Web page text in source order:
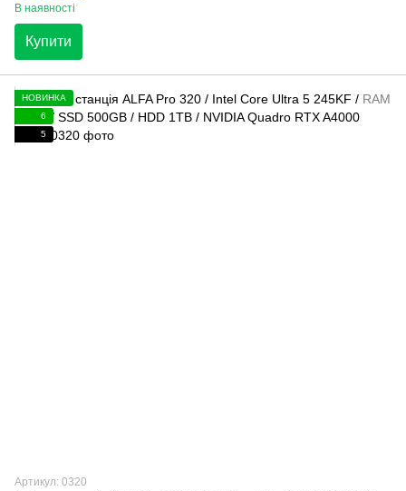
В наявності
Купити
НОВИНКА
6
5
Артикул: 0320